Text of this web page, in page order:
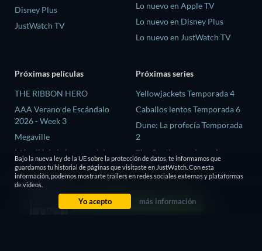
Disney Plus
JustWatch TV
Lo nuevo en Apple TV
Lo nuevo en Disney Plus
Lo nuevo en JustWatch TV
Próximas películas
THE RIBBON HERO
AAA Verano de Escándalo
2026 - Week 3
Megaville
Más allá de la barrera del
tiempo
El proceso de las brujas
Próximas series
Yellowjackets Temporada 4
Caballos lentos Temporada 6
Dune: La profecía Temporada
2
The Gentlemen: La serie
Temporada 2
El amor es ciego: Reino Unido
Bajo la nueva ley de la UE sobre la protección de datos, te informamos que
guardamos tu historial de páginas que visitaste en JustWatch. Con esta
información, podemos mostrarte trailers en redes sociales externas y plataformas
de videos.
Yo acepto más información